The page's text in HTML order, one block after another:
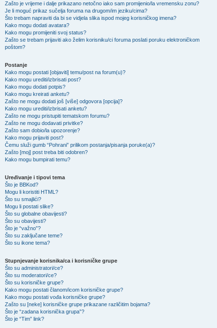
Zašto je vrijeme i dalje prikazano netočno iako sam promijenio/la vremensku zonu?
Je li moguć prikaz sučelja foruma na drugom/im jeziku/cima?
Što trebam napraviti da bi se vidjela slika ispod mojeg korisničkog imena?
Kako mogu dodati avatara?
Kako mogu promijeniti svoj status?
Zašto se trebam prijaviti ako želim korisniku/ci foruma poslati poruku elektroničkom
poštom?
Postanje
Kako mogu postati [objaviti] temu/post na forum(u)?
Kako mogu urediti/izbrisati post?
Kako mogu dodati potpis?
Kako mogu kreirati anketu?
Zašto ne mogu dodati još [više] odgovora [opcija]?
Kako mogu urediti/izbrisati anketu?
Zašto ne mogu pristupiti tematskom forumu?
Zašto ne mogu dodavati privitke?
Zašto sam dobio/la upozorenje?
Kako mogu prijaviti post?
Čemu služi gumb “Pohrani” prilikom postanja/pisanja poruke(a)?
Zašto [moj] post treba biti odobren?
Kako mogu bumpirati temu?
Uređivanje i tipovi tema
Što je BBKod?
Mogu li koristiti HTML?
Što su smajlići?
Mogu li postati slike?
Što su globalne obavijesti?
Što su obavijesti?
Što je “važno”?
Što su zaključane teme?
Što su ikone tema?
Stupnjevanje korisnika/ca i korisničke grupe
Što su administratori/ce?
Što su moderatori/ce?
Što su korisničke grupe?
Kako mogu postati članom/icom korisničke grupe?
Kako mogu postati vođa korisničke grupe?
Zašto su [neke] korisničke grupe prikazane različitim bojama?
Što je “zadana korisnička grupa”?
Što je “Tim” link?